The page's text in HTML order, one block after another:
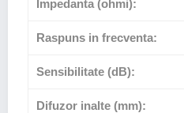
Impedanta (ohmi):
Raspuns in frecventa:
Sensibilitate (dB):
Difuzor inalte (mm):